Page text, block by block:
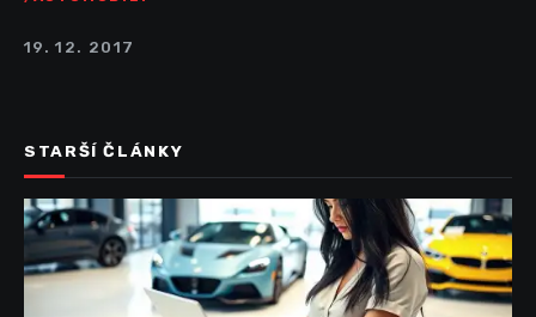
19. 12. 2017
STARŠÍ ČLÁNKY